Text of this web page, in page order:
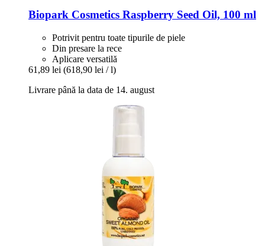
Biopark Cosmetics Raspberry Seed Oil, 100 ml
Potrivit pentru toate tipurile de piele
Din presare la rece
Aplicare versatilă
61,89 lei (618,90 lei / l)
Livrare până la data de 14. august